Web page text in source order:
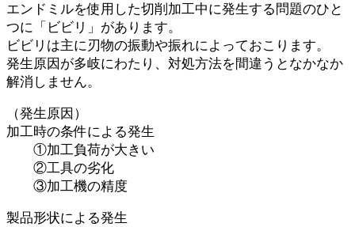
エンドミルを使用した切削加工中に発生する問題のひと
つに「ビビリ」があります。
ビビリは主に刃物の振動や振れによっておこります。
発生原因が多岐にわたり、対処方法を間違うとなかなか
解消しません。
（発生原因）
加工時の条件による発生
①加工負荷が大きい
②工具の劣化
③加工機の精度
製品形状による発生